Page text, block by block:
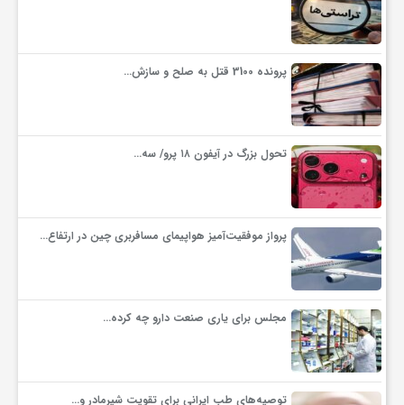
پرونده 3100 قتل به صلح و سازش…
تحول بزرگ در آیفون ۱۸ پرو/ سه…
پرواز موفقیت‌آمیز هواپیمای مسافربری چین در ارتفاع…
مجلس برای یاری صنعت دارو چه کرده…
توصیه‌های طب ایرانی برای تقویت شیرمادر و…